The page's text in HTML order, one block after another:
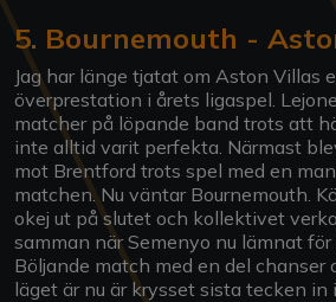
5. Bournemouth -
Jag har länge tjatat om Aston Villas
överprestation i årets ligaspel.
matcher på löpande band trots att
inte alltid varit perfekta. Närmast
mot Brentford trots spel med en
matchen. Nu väntar Bournemouth.
okej ut på slutet och kollektivet
samman när Semenyo nu lämnat
Böljande match med en del chanser
läget är nu är krysset sista tecken in